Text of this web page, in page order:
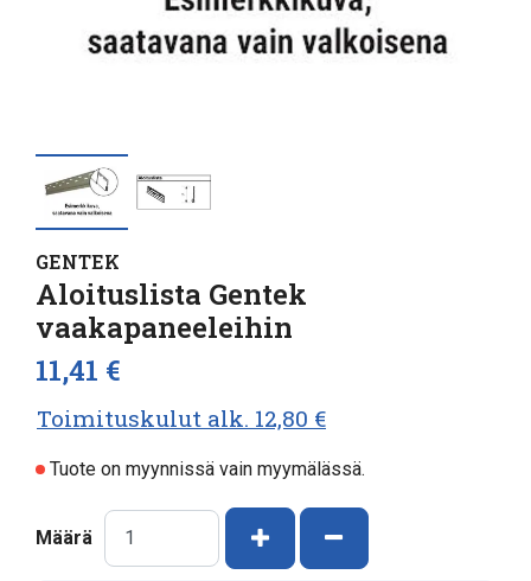
GENTEK
Aloituslista Gentek
vaakapaneeleihin
11,41 €
Toimituskulut alk. 12,80 €
Tuote on myynnissä vain myymälässä.
Määrä Kasvata määrää
Vähennä määrää